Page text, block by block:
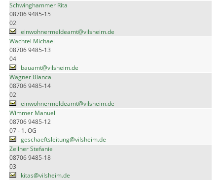
Schwinghammer Rita
08706 9485-15
02
einwohnermeldeamt@vilsheim.de
Wachtel Michael
08706 9485-13
04
bauamt@vilsheim.de
Wagner Bianca
08706 9485-14
02
einwohnermeldeamt@vilsheim.de
Wimmer Manuel
08706 9485-12
07 - 1. OG
geschaeftsleitung@vilsheim.de
Zellner Stefanie
08706 9485-18
03
kitas@vilsheim.de